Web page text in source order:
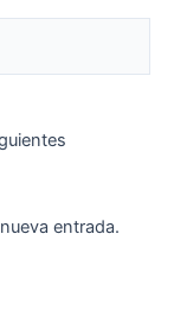
entrada.